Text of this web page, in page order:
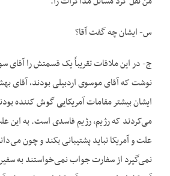
س- ایشان چه گفت آقا؟
ج- در این ملاقات تقریباً یک قسمتش را آقای
نوشت که آقای موسوی اردبیلی بودند، آقای
ایشان بیشتر مقامات آمریکایی گوش کننده
می‌کردند که رژیم، رژیم فاسدی است. به این
علت و آمریکا نباید پشتیبانی بکند و چون
نمی‌گیرد از سفارت جواب نمی‌خواستند به